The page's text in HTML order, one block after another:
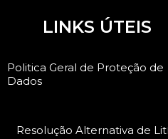
LINKS ÚTEIS
Politica Geral de Proteção de
Dados
Resolução Alternativa de